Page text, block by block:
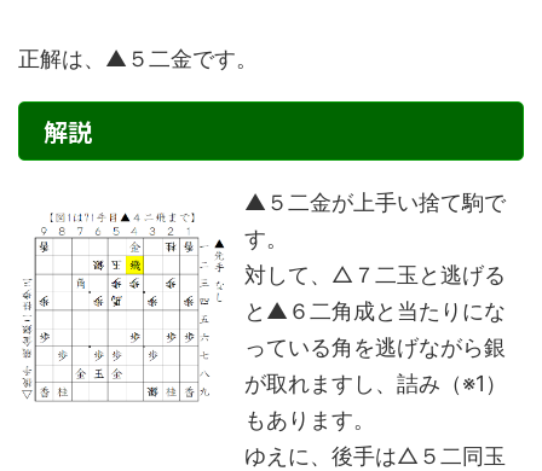
正解は、▲５二金です。
解説
▲５二金が上手い捨て駒で
す。
対して、△７二玉と逃げる
と▲６二角成と当たりにな
っている角を逃げながら銀
が取れますし、詰み（※1）
もあります。
ゆえに、後手は△５二同玉